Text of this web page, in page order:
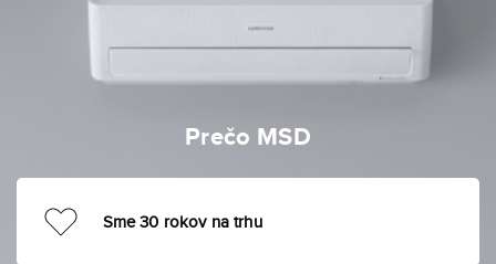
Prečo MSD
Sme 30 rokov na trhu